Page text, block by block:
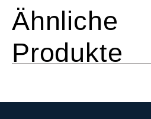
Ähnliche
Produkte